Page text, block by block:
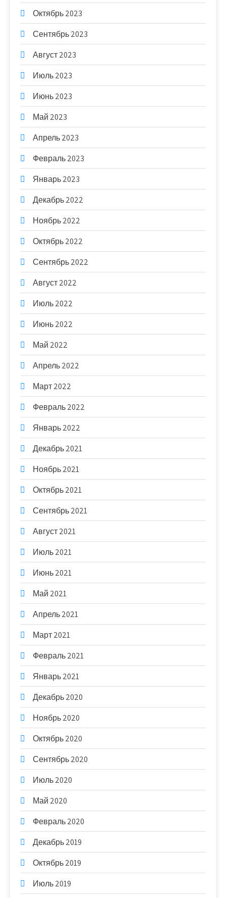
Октябрь 2023
Сентябрь 2023
Август 2023
Июль 2023
Июнь 2023
Май 2023
Апрель 2023
Февраль 2023
Январь 2023
Декабрь 2022
Ноябрь 2022
Октябрь 2022
Сентябрь 2022
Август 2022
Июль 2022
Июнь 2022
Май 2022
Апрель 2022
Март 2022
Февраль 2022
Январь 2022
Декабрь 2021
Ноябрь 2021
Октябрь 2021
Сентябрь 2021
Август 2021
Июль 2021
Июнь 2021
Май 2021
Апрель 2021
Март 2021
Февраль 2021
Январь 2021
Декабрь 2020
Ноябрь 2020
Октябрь 2020
Сентябрь 2020
Июль 2020
Май 2020
Февраль 2020
Декабрь 2019
Октябрь 2019
Июль 2019